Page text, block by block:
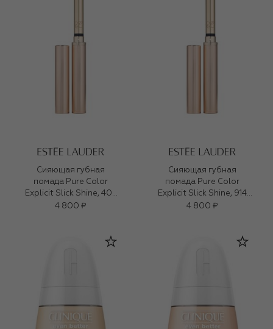
Сияющая губная
помада Pure Color
Explicit Slick Shine, 404
No Tomorrow
4 800 ₽
Сияющая губная
помада Pure Color
Explicit Slick Shine, 914
Adrenaline Rush
4 800 ₽